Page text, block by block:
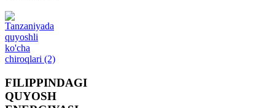
FILIPPINDAGI
QUYOSH